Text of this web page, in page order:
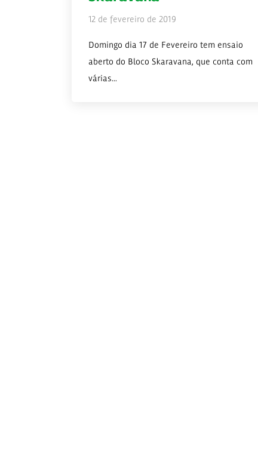
12 de fevereiro de 2019
Domingo dia 17 de Fevereiro tem ensaio
aberto do Bloco Skaravana, que conta com
várias...